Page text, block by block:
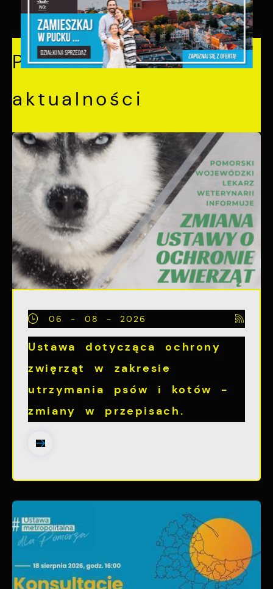
POPRZEDNI NASTĘPNY
Pozostałe
aktualności
06 - 08 - 2026
Ustawa dotycząca ochrony
zwięrząt w zakresie
utrzymania psów i kotów -
zmiany w przepisach.